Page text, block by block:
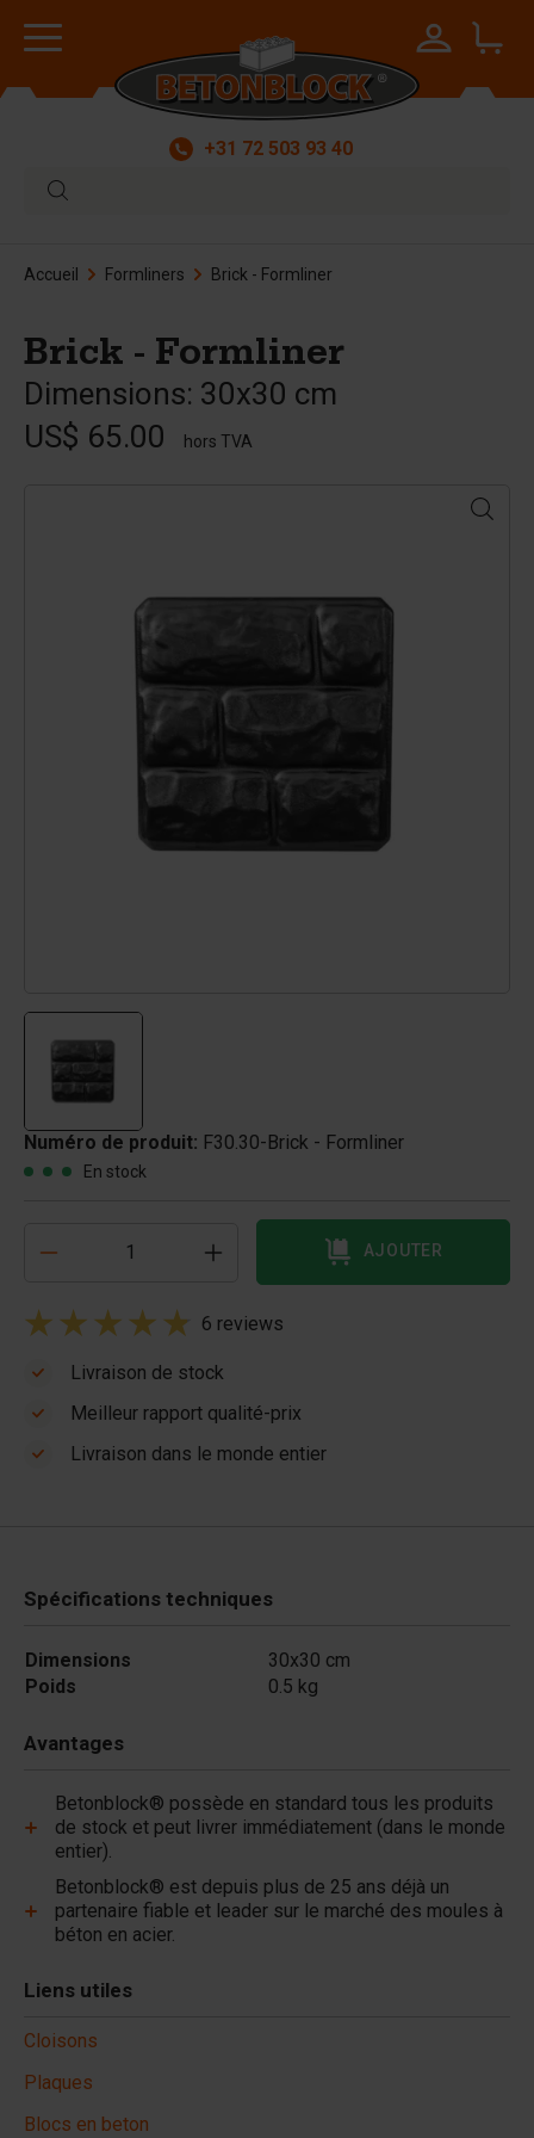
+31 72 503 93 40
Accueil Formliners Brick - Formliner
Brick - Formliner
Dimensions: 30x30 cm
US$ 65.00
hors TVA
Numéro de produit: F30.30-Brick - Formliner
En stock
AJOUTER
6 reviews
Livraison de stock
Meilleur rapport qualité-prix
Livraison dans le monde entier
Spécifications techniques
Dimensions
30x30 cm
Poids
0.5 kg
Avantages
Betonblock® possède en standard tous les produits
de stock et peut livrer immédiatement (dans le monde
entier).
Betonblock® est depuis plus de 25 ans déjà un
partenaire fiable et leader sur le marché des moules à
béton en acier.
Liens utiles
Cloisons
Plaques
Blocs en beton